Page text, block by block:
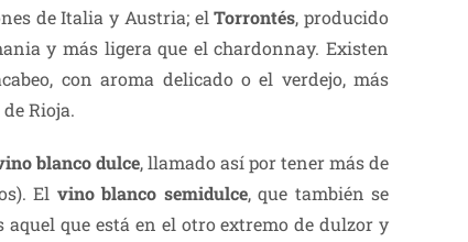
de Italia y Austria; elTorrontés, producido
y más ligera que el chardonnay. Existen
con aroma delicado o el verdejo, más
Rioja.
blanco dulce, llamado así por tener más de
El vino blanco semidulce, que también se
aquel que está en el otro extremo de dulzor y